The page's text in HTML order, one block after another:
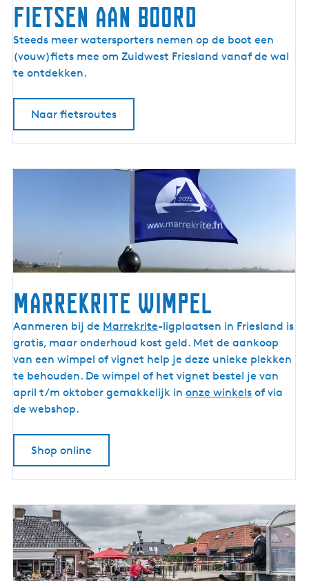
Fietsen aan boord
F
i
e
a
d
Steeds meer watersporters nemen op de boot een
(vouw)fiets mee om Zuidwest Friesland vanaf de wal
te ontdekken.
Naar fietsroutes
Marrekrite wimpel
M
a
r
r
e
k
i
m
p
e
l
Aanmeren bij de Marrekrite-ligplaatsen in Friesland is
gratis, maar onderhoud kost geld. Met de aankoop
van een wimpel of vignet help je deze unieke plekken
te behouden. De wimpel of het vignet bestel je van
april t/m oktober gemakkelijk in onze winkels of via
de webshop.
Shop online